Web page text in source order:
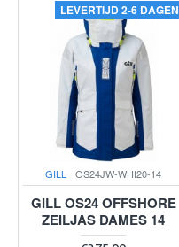
LEVERTIJD 2-6 DAGEN
GILL OS24JW-WHI20-14
GILL OS24 OFFSHORE
ZEILJAS DAMES 14